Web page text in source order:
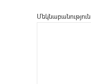
Մեկնաբանություն